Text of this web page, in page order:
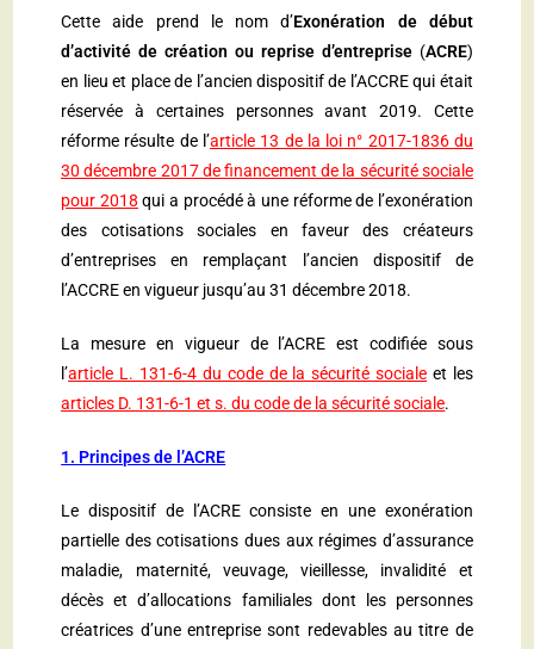
Cette aide prend le nom d’Exonération de début
d’activité de création ou reprise d’entreprise(ACRE)
en lieu et place de l’ancien dispositif de l’ACCRE qui était
réservée à certaines personnes avant 2019. Cette
réforme résulte de l’article 13 de la loi n° 2017-1836 du
30 décembre 2017 de financement de la sécurité sociale
pour 2018 qui a procédé à une réforme de l’exonération
des cotisations sociales en faveur des créateurs
d’entreprises en remplaçant l’ancien dispositif de
l’ACCRE en vigueur jusqu’au 31 décembre 2018.
La mesure en vigueur de l’ACRE est codifiée sous
l’article L. 131-6-4 du code de la sécurité sociale et les
articles D. 131-6-1 et s. du code de la sécurité sociale.
1. Principes de l’ACRE
Le dispositif de l’ACRE consiste en une exonération
partielle des cotisations dues aux régimes d’assurance
maladie, maternité, veuvage, vieillesse, invalidité et
décès et d’allocations familiales dont les personnes
créatrices d’une entreprise sont redevables au titre de